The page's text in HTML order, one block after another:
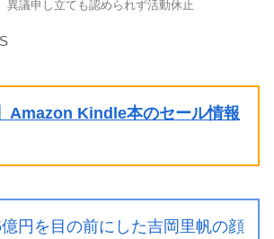
議申し立ても認められず活動休止
Amazon Kindle本のセール情報
億円を目の前にした吉岡里帆の顔